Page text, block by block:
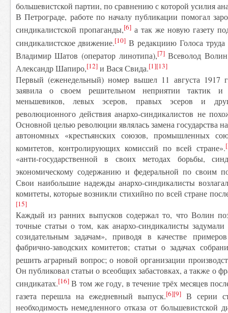
большевистской партии, по сравнению с которой усилия
В Петрограде, работе по началу публикации помогал
синдикалистской пропаганды,[6]а так же новую газету
синдикалистское движение.[10] В редакциию Голоса
Владимир Шатов (оператор линотипа),[7]Всеволод
Александр Шапиро,[12]и Вася Свида.[1][13]
Первый (еженедельный) номер вышел 11 августа 1917
заявила о своем решительном неприятии тактик и
меньшевиков, левых эсеров, правых эсеров и
революционного действия анархо-синдикалистов не
Основной целью революции являлась замена государства
автономных «крестьянских союзов, промышленных
комитетов, контролирующих комиссий по всей стране».
«анти-государственной в своих методах борьбы,
экономическому содержанию и федеральной по своим
Свои наибольшие надежды анархо-синдикалисты
комитеты, которые возникли стихийно по всей стране
[15]
Каждый из ранних выпусков содержал то, что Волин
точные статьи о том, как анархо-синдикалисты
созидательным задачам», приводя в качестве
фабрично-заводских комитетов; статьи о задачах
решить аграрный вопрос; о новой организации
Он публиковал статьи о всеобщих забастовках, а также о
синдикатах.[16]В том же году, в течение трёх месяцев
газета перешла на ежедневный выпуск.[6][9] В серии
необходимость немедленного отказа от большевистской